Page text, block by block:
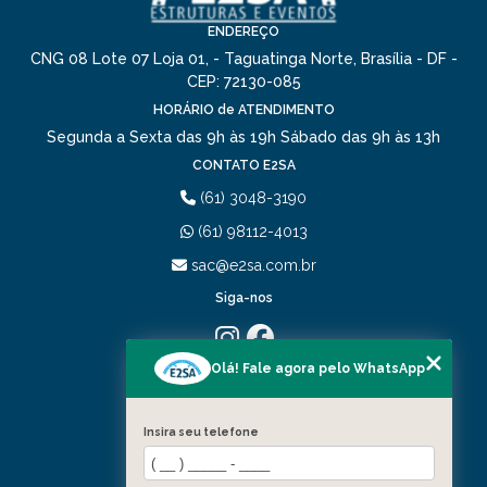
EVENTOS INESQUECÍVEIS
MONTAGEM DE PALCOS: A ARTE DE CONSTRUIR
EXPERIÊNCIAS MEMORÁVEIS
DOS PALCOS PARA SHOWS
EXPERIÊNCIAS INESQUECÍVEIS
MONTAGEM DE EVENTOS IDEAL
ESTRUTURA PARA EVENTOS
PALCO PARA SHOW
EMPRESA DE PLANEJAMENTO DE EVENTOS
Estrutura de palco aluguel em Taguatinga
Locação de box truss Montagem de palcos
Palcos para shows
Planejamento e organização de eventos
Produtora de eventos
ENDEREÇO
CNG 08 Lote 07 Loja 01, - Taguatinga Norte, Brasília - DF -
CEP: 72130-085
HORÁRIO de ATENDIMENTO
Segunda a Sexta das 9h às 19h Sábado das 9h às 13h
CONTATO E2SA
(61) 3048-3190
(61) 98112-4013
sac@e2sa.com.br
Siga-nos
QUEM SOMOS
PORTIFÓLIO
SERVIÇOS
Olá! Fale agora pelo WhatsApp
Insira seu telefone